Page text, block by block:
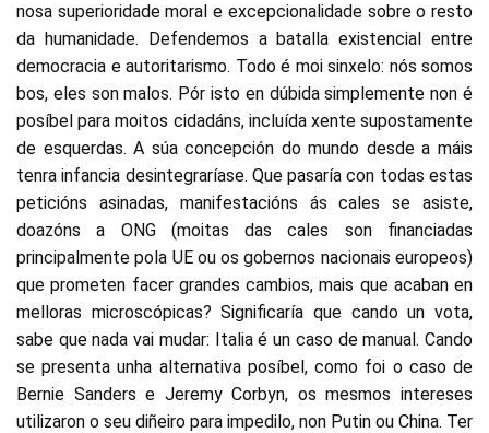
nosa superioridade moral e excepcionalidade sobre o resto
da humanidade. Defendemos a batalla existencial entre
democracia e autoritarismo. Todo é moi sinxelo: nós somos
bos, eles son malos. Pór isto en dúbida simplemente non é
posíbel para moitos cidadáns, incluída xente supostamente
de esquerdas. A súa concepción do mundo desde a máis
tenra infancia desintegraríase. Que pasaría con todas estas
peticións asinadas, manifestacións ás cales se asiste,
doazóns a ONG (moitas das cales son financiadas
principalmente pola UE ou os gobernos nacionais europeos)
que prometen facer grandes cambios, mais que acaban en
melloras microscópicas? Significaría que cando un vota,
sabe que nada vai mudar: Italia é un caso de manual. Cando
se presenta unha alternativa posíbel, como foi o caso de
Bernie Sanders e Jeremy Corbyn, os mesmos intereses
utilizaron o seu diñeiro para impedilo, non Putin ou China. Ter